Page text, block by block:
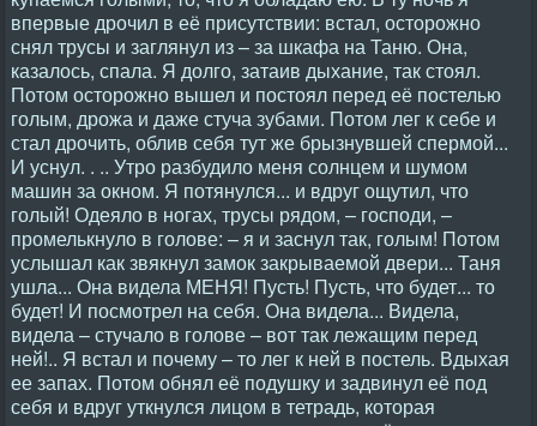
впервые дрочил в её присутствии: встал, осторожно
снял трусы и заглянул из – за шкафа на Таню. Она,
казалось, спала. Я долго, затаив дыхание, так стоял.
Потом осторожно вышел и постоял перед её постелью
голым, дрожа и даже стуча зубами. Потом лег к себе и
стал дрочить, облив себя тут же брызнувшей спермой...
И уснул. . .. Утро разбудило меня солнцем и шумом
машин за окном. Я потянулся... и вдруг ощутил, что
голый! Одеяло в ногах, трусы рядом, – господи, –
промелькнуло в голове: – я и заснул так, голым! Потом
услышал как звякнул замок закрываемой двери... Таня
ушла... Она видела МЕНЯ! Пусть! Пусть, что будет... то
будет! И посмотрел на себя. Она видела... Видела,
видела – стучало в голове – вот так лежащим перед
ней!.. Я встал и почему – то лег к ней в постель. Вдыхая
ее запах. Потом обнял её подушку и задвинул её под
себя и вдруг уткнулся лицом в тетрадь, которая